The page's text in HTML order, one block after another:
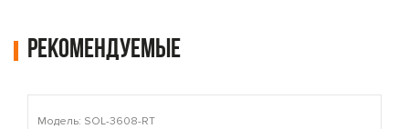
Рекомендуемые
Модель: SOL-3608-RT